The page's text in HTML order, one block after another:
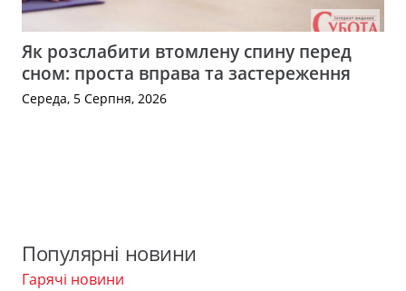
Як розслабити втомлену спину перед
сном: проста вправа та застереження
Середа, 5 Серпня, 2026
Популярні новини
Гарячі новини